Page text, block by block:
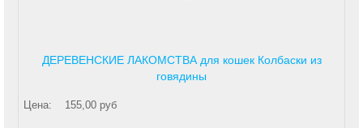
ДЕРЕВЕНСКИЕ ЛАКОМСТВА для кошек Колбаски из
говядины
Цена: 155,00 руб